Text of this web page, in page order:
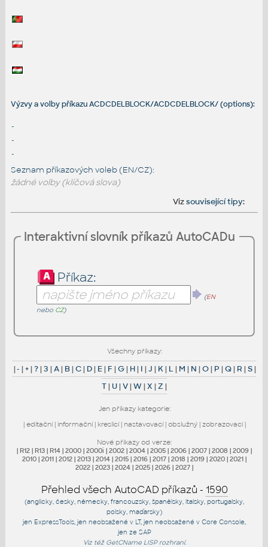
Výzvy a volby příkazu ACDCDELBLOCK/ACDCDELBLOCK/ (options):
-
-
-
Seznam příkazových voleb (EN/CZ):
žádné volby (klíčová slova)
Vizsouvisející tipy:
Interaktivní slovník příkazů AutoCADu
Příkaz:
(EN
nebo CZ)
Všechny příkazy:
|- |+|?|3 |A| B|C| D| E| F |G| H| I |J | K| L | M | N |O| P |Q| R |S|
T| U|V|W|X |Z |
Jen příkazy kategorie:
| editační| informační| kreslicí| nastavovací| obslužný| zobrazovací|
Nové příkazy od verze:
| R12 | R13 | R14 | 2000 | 2000i | 2002 | 2004 | 2005 | 2006 | 2007 | 2008 | 2009 |
2010 | 2011 | 2012 | 2013 | 2014 | 2015 | 2016 | 2017 | 2018 | 2019 | 2020 | 2021 |
2022 | 2023 | 2024 | 2025 | 2026 | 2027 |
Přehled všech AutoCAD příkazů - 1590
(anglicky, česky, německy, francouzsky, španělsky, italsky, portugalsky,
polsky, maďarsky)
jen ExpressTools , jen neobsažené v LT, jen neobsažené v Core Console
jen ze SAP
Viz též GetCNameLISP rozhraní.